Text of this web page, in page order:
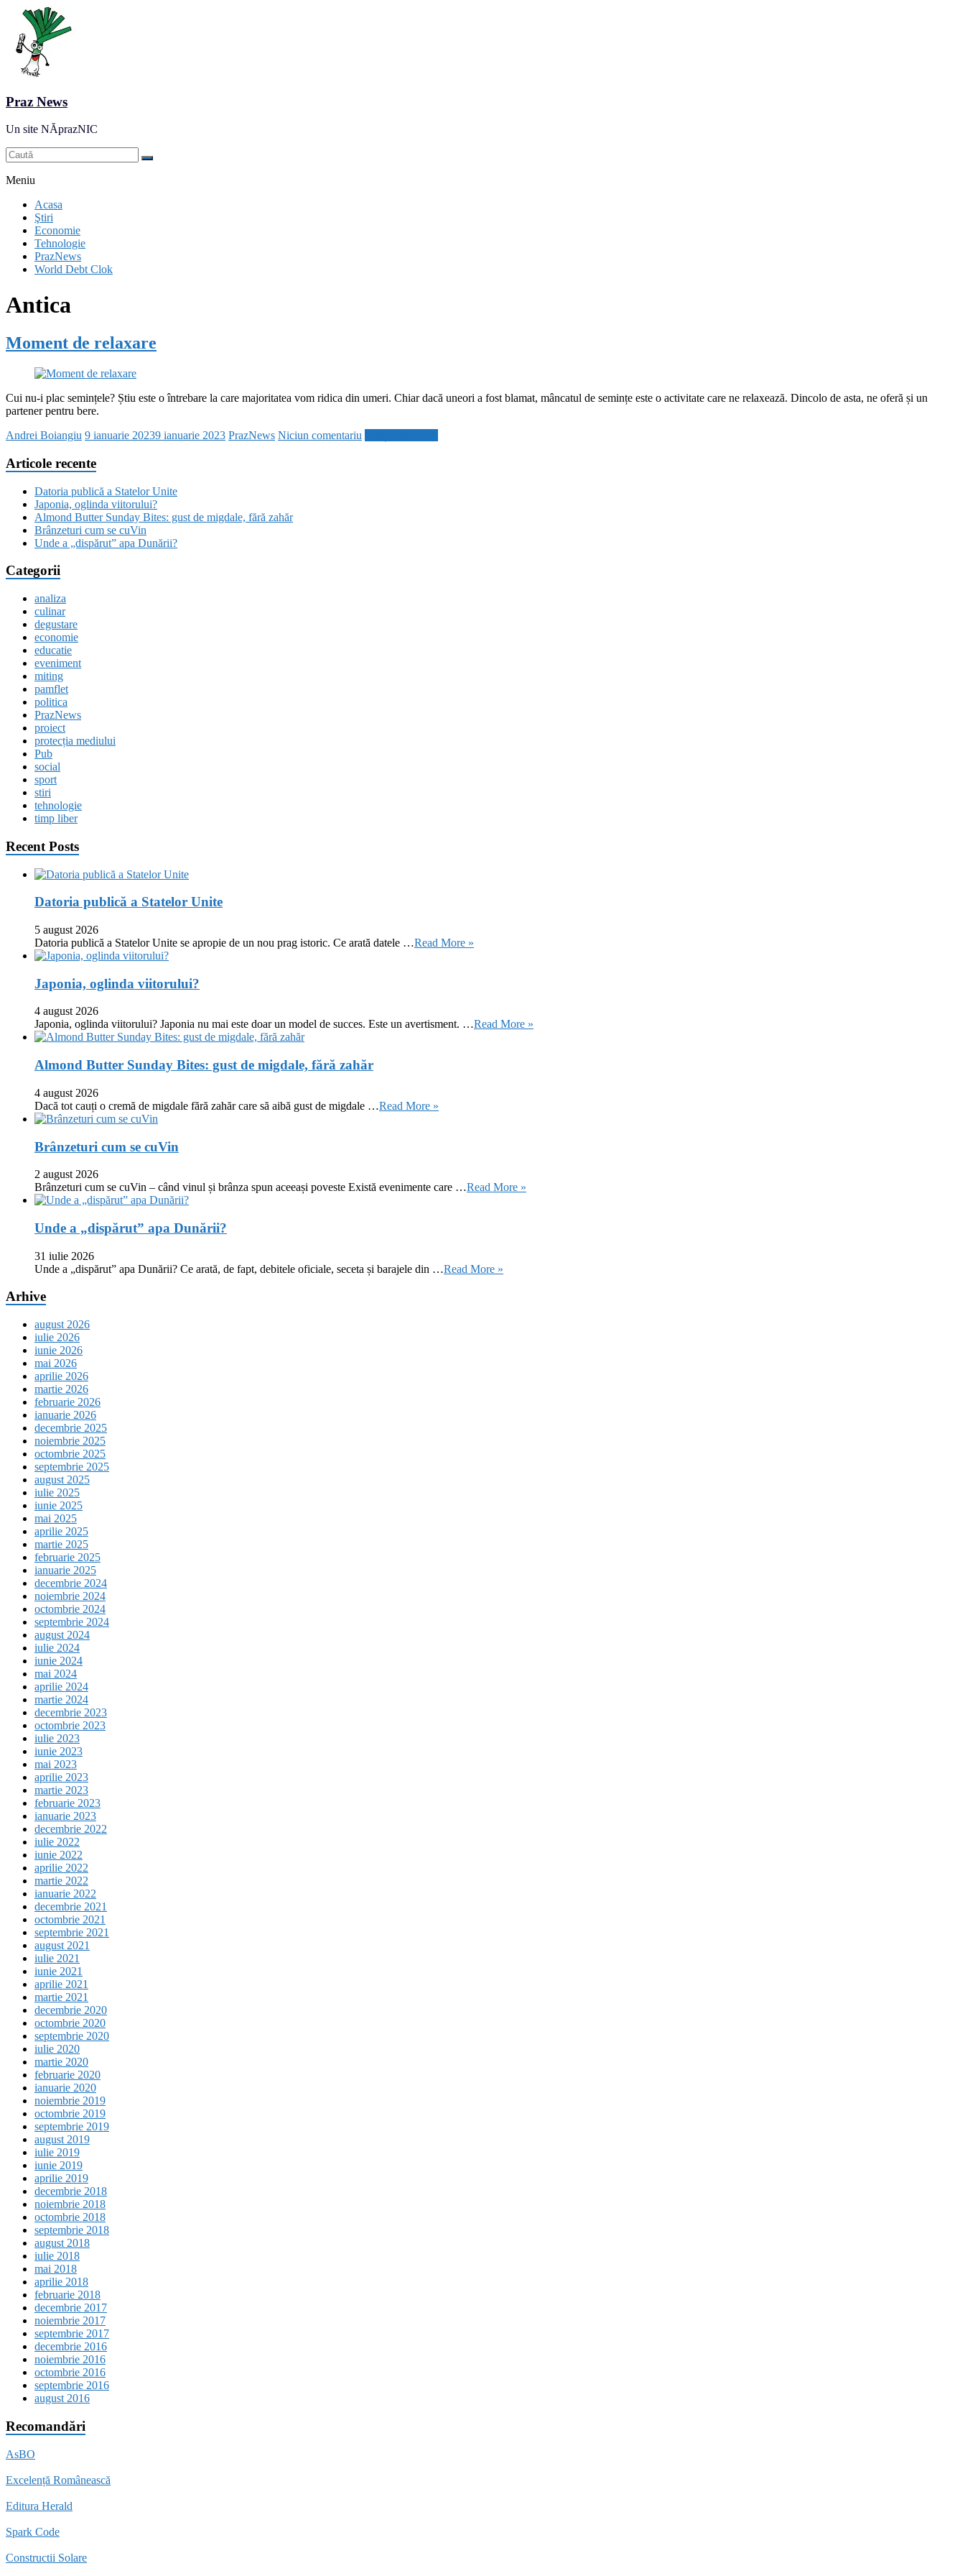
Praz News
Un site NĂprazNIC
Meniu
Acasa
Ştiri
Economie
Tehnologie
PrazNews
World Debt Clok
Antica
Moment de relaxare
Cui nu-i plac semințele? Știu este o întrebare la care majoritatea vom ridica din umeri. Chiar dacă uneori a fost blamat, mâncatul de semințe este o activitate care ne relaxează. Dincolo de asta, ne oferă și un
partener pentru bere.
Andrei Boiangiu 9 ianuarie 20239 ianuarie 2023 PrazNews Niciun comentariu
Articole recente
Datoria publică a Statelor Unite
Japonia, oglinda viitorului?
Almond Butter Sunday Bites: gust de migdale, fără zahăr
Brânzeturi cum se cuVin
Unde a „dispărut” apa Dunării?
Categorii
analiza
culinar
degustare
economie
educatie
eveniment
miting
pamflet
politica
PrazNews
proiect
protecția mediului
Pub
social
sport
stiri
tehnologie
timp liber
Recent Posts
Datoria publică a Statelor Unite
5 august 2026
Datoria publică a Statelor Unite se apropie de un nou prag istoric. Ce arată datele …Read More »
Japonia, oglinda viitorului?
4 august 2026
Japonia, oglinda viitorului? Japonia nu mai este doar un model de succes. Este un avertisment. …Read More »
Almond Butter Sunday Bites: gust de migdale, fără zahăr
4 august 2026
Dacă tot cauți o cremă de migdale fără zahăr care să aibă gust de migdale …Read More »
Brânzeturi cum se cuVin
2 august 2026
Brânzeturi cum se cuVin – când vinul și brânza spun aceeași poveste Există evenimente care …Read More »
Unde a „dispărut” apa Dunării?
31 iulie 2026
Unde a „dispărut” apa Dunării? Ce arată, de fapt, debitele oficiale, seceta și barajele din …Read More »
Arhive
august 2026
iulie 2026
iunie 2026
mai 2026
aprilie 2026
martie 2026
februarie 2026
ianuarie 2026
decembrie 2025
noiembrie 2025
octombrie 2025
septembrie 2025
august 2025
iulie 2025
iunie 2025
mai 2025
aprilie 2025
martie 2025
februarie 2025
ianuarie 2025
decembrie 2024
noiembrie 2024
octombrie 2024
septembrie 2024
august 2024
iulie 2024
iunie 2024
mai 2024
aprilie 2024
martie 2024
decembrie 2023
octombrie 2023
iulie 2023
iunie 2023
mai 2023
aprilie 2023
martie 2023
februarie 2023
ianuarie 2023
decembrie 2022
iulie 2022
iunie 2022
aprilie 2022
martie 2022
ianuarie 2022
decembrie 2021
octombrie 2021
septembrie 2021
august 2021
iulie 2021
iunie 2021
aprilie 2021
martie 2021
decembrie 2020
octombrie 2020
septembrie 2020
iulie 2020
martie 2020
februarie 2020
ianuarie 2020
noiembrie 2019
octombrie 2019
septembrie 2019
august 2019
iulie 2019
iunie 2019
aprilie 2019
decembrie 2018
noiembrie 2018
octombrie 2018
septembrie 2018
august 2018
iulie 2018
mai 2018
aprilie 2018
februarie 2018
decembrie 2017
noiembrie 2017
septembrie 2017
decembrie 2016
noiembrie 2016
octombrie 2016
septembrie 2016
august 2016
Recomandări
AsBO
Excelență Românească
Editura Herald
Spark Code
Constructii Solare